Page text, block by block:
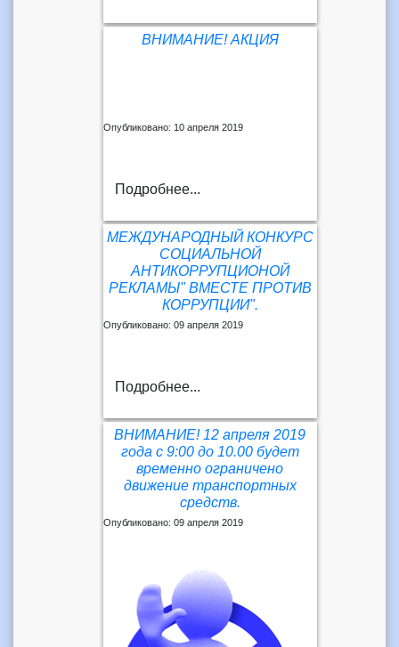
ВНИМАНИЕ! АКЦИЯ
Опубликовано: 10 апреля 2019
Подробнее...
МЕЖДУНАРОДНЫЙ КОНКУРС
СОЦИАЛЬНОЙ
АНТИКОРРУПЦИОНОЙ
РЕКЛАМЫ" ВМЕСТЕ ПРОТИВ
КОРРУПЦИИ".
Опубликовано: 09 апреля 2019
Подробнее...
ВНИМАНИЕ! 12 апреля 2019
года с 9:00 до 10.00 будет
временно ограничено
движение транспортных
средств.
Опубликовано: 09 апреля 2019